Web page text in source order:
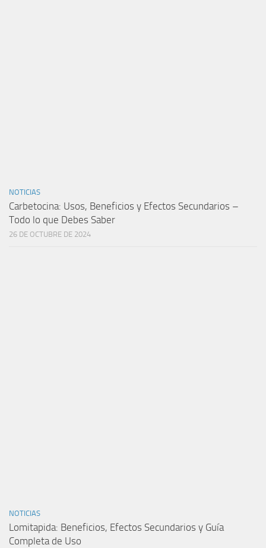
NOTICIAS
Carbetocina: Usos, Beneficios y Efectos Secundarios –
Todo lo que Debes Saber
26 DE OCTUBRE DE 2024
NOTICIAS
Lomitapida: Beneficios, Efectos Secundarios y Guía
Completa de Uso